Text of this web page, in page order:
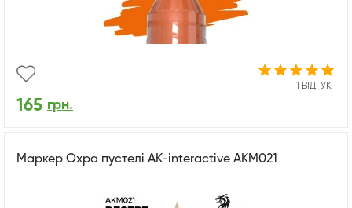
1 ВІДГУК
165 грн.
Маркер Охра пустелі AK-interactive AKM021